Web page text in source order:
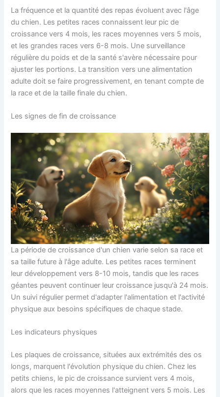
La fréquence et la quantité des repas évoluent avec l'âge
du chien. Les petites races connaissent leur pic de
croissance vers 4 mois, les races moyennes vers 5 mois,
et les grandes races vers 6-8 mois. Une surveillance
régulière du poids et de la santé s'avère nécessaire pour
ajuster les portions. La transition vers une alimentation
adulte doit se faire progressivement, en tenant compte de
la race et de la taille finale du chien.
Les signes de fin de croissance
La période de croissance d'un chien varie selon sa race et
sa taille future à l'âge adulte. Les petites races terminent
leur développement vers 8-10 mois, tandis que les races
géantes peuvent continuer leur croissance jusqu'à 24 mois.
Un suivi régulier permet d'adapter l'alimentation et l'activité
physique aux besoins spécifiques de chaque stade.
Les indicateurs physiques
Les plaques de croissance, situées aux extrémités des os
longs, marquent l'évolution physique du chien. Chez les
petits chiens, le pic de croissance survient vers 4 mois,
alors que les races moyennes l'atteignent vers 5 mois. Les